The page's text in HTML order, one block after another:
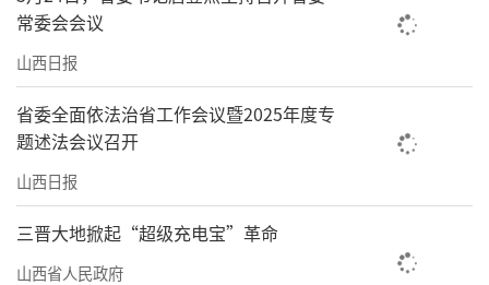
常委会会议
山西日报
省委全面依法治省工作会议暨2025年度专
题述法会议召开
山西日报
三晋大地掀起“超级充电宝”革命
山西省人民政府